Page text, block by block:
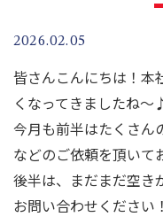
2026.02.05
皆さんこんにちは！本
くなってきましたね～
今月も前半はたくさん
などのご依頼を頂いて
後半は、まだまだ空き
お問い合わせください